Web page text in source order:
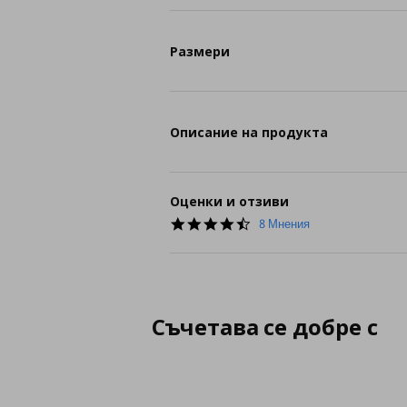
Размери
Описание на продукта
Оценки и отзиви
4.6
8 Мнения
Съчетава се добре с